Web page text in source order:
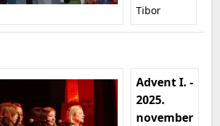
Tibor
Advent I. -
2025.
november